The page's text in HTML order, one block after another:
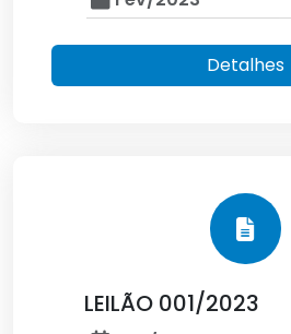
Detalhes
LEILÃO 001/2023